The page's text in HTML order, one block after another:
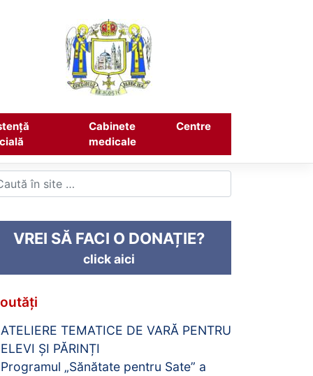
Cabinete
medicale
Centre
VREI SĂ FACI O DONAȚIE?
click aici
ATELIERE TEMATICE DE VARĂ PENTRU
ELEVI ȘI PĂRINȚI
Programul „Sănătate pentru Sate” a